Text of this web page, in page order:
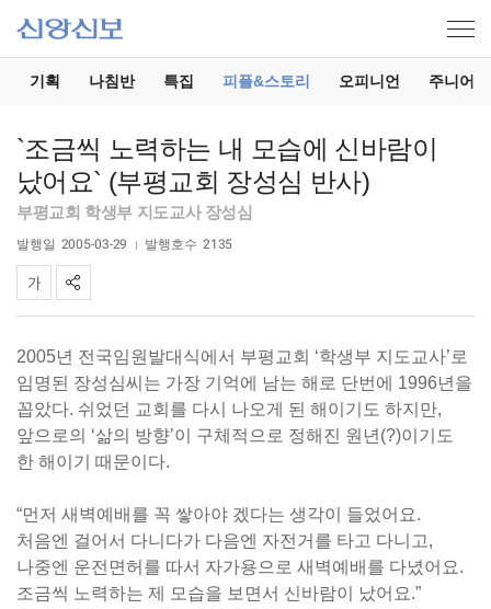
기획 나침반 특집 피플&스토리 오피니언 주니어
`조금씩 노력하는 내 모습에 신바람이
났어요` (부평교회 장성심 반사)
부평교회 학생부 지도교사 장성심
발행일 2005-03-29 발행호수 2135
2005년 전국임원발대식에서 부평교회 ‘학생부 지도교사’로
임명된 장성심씨는 가장 기억에 남는 해로 단번에 1996년을
꼽았다. 쉬었던 교회를 다시 나오게 된 해이기도 하지만,
앞으로의 ‘삶의 방향’이 구체적으로 정해진 원년(?)이기도
한 해이기 때문이다.
“먼저 새벽예배를 꼭 쌓아야 겠다는 생각이 들었어요.
처음엔 걸어서 다니다가 다음엔 자전거를 타고 다니고,
나중엔 운전면허를 따서 자가용으로 새벽예배를 다녔어요.
조금씩 노력하는 제 모습을 보면서 신바람이 났어요.”